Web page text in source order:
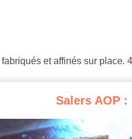
et affinés sur place.
Salers AOP :